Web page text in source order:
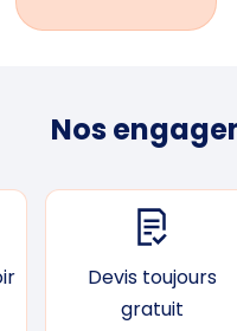
Nos
Devis toujours
gratuit